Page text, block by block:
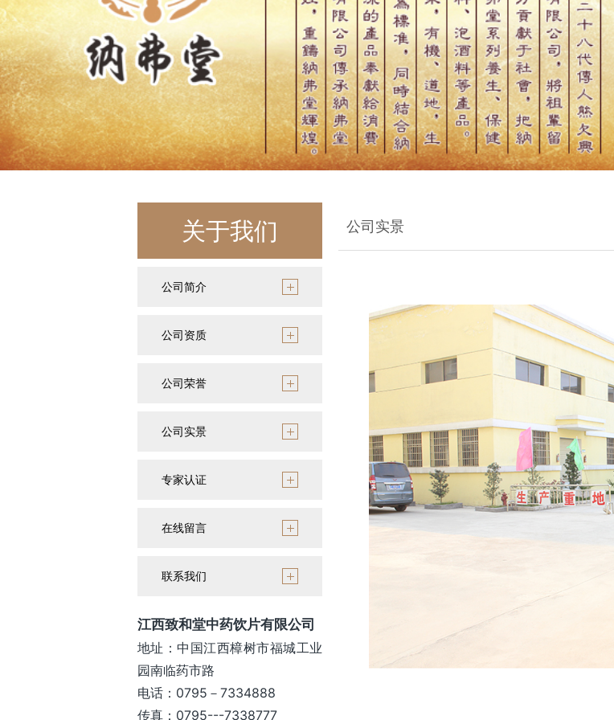
关于我们
公司简介
公司资质
公司荣誉
公司实景
专家认证
在线留言
联系我们
江西致和堂中药饮片有限公司
地址：中国江西樟树市福城工业
园南临药市路
电话：0795－7334888
传真：0795---7338777
公司实景